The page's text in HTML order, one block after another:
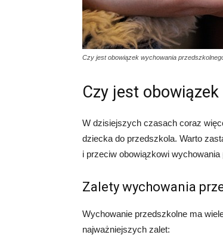
Czy jest obowiązek wychowania
Czy jest
W dzisiejszych czasach coraz
dziecka do przedszkola. Warto
i przeciw obowiązkowi wychowania
Zalety wychowania
Wychowanie przedszkolne ma
najważniejszych zalet: